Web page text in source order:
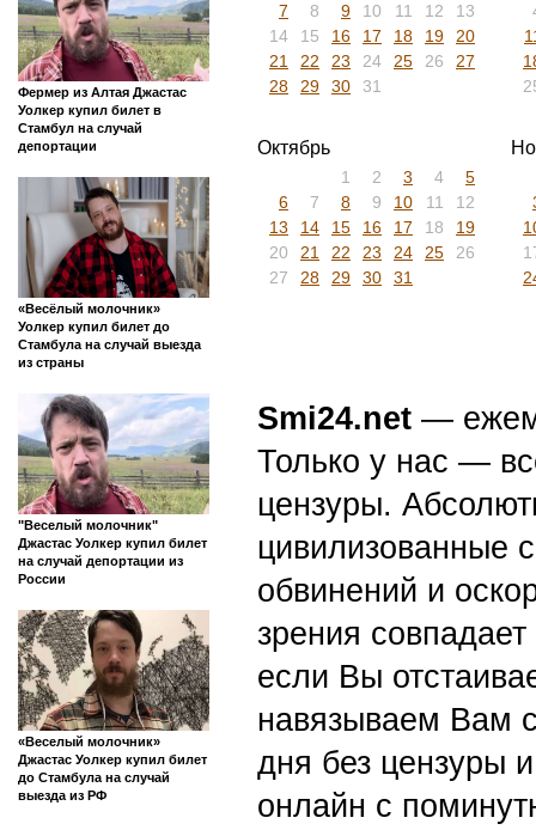
Фермер из Алтая Джастас
Уолкер купил билет в
Стамбул на случай
депортации
«Весёлый молочник»
Уолкер купил билет до
Стамбула на случай выезда
из страны
"Веселый молочник"
Джастас Уолкер купил билет
на случай депортации из
России
«Веселый молочник»
Джастас Уолкер купил билет
до Стамбула на случай
выезда из РФ
7
8 9 10 11 12
13
14
15 16 17 18 19
20
21
22 23 24 25 26
27
28
29 30 31
Октябрь
1 2 3 4
5
6
7 8 9 10 11
12
13
14 15 16 17 18
19
20
21 22 23 24 25
26
27
28 29 30 31
Smi24.net —
Только у нас —
цензуры.
цивилизованные
обвинений и
зрения
если Вы
навязываем Вам
дня без цензуры
онлайн с